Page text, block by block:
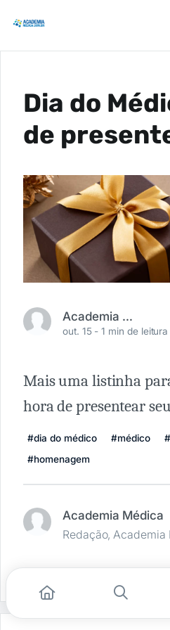
Dia do
de
Academia Médica
out. 15 -1 min de leitura
Mais uma listinha
hora de presentear
#dia do médico #médico
#homenagem
Academia Médica
Redação, Academia